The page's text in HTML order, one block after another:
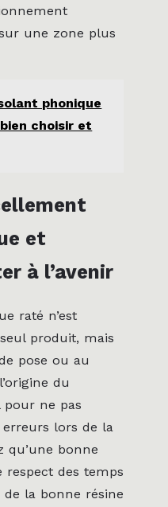
une zone plus
phonique
choisir et
et
à l’avenir
raté n’est
produit, mais
pose ou au
du
pour ne pas
lors de la
qu’une bonne
des temps
la bonne résine